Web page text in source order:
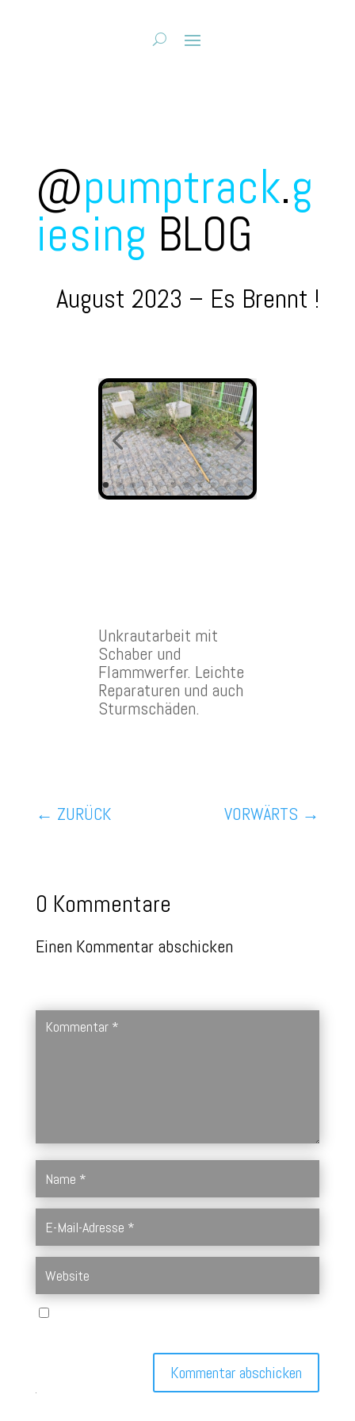
@pumptrack.g
iesing BLOG
August 2023 – Es Brennt !
Unkrautarbeit mit
Schaber und
Flammwerfer. Leichte
Reparaturen und auch
Sturmschäden.
← ZURÜCK VORWÄRTS →
0 Kommentare
Einen Kommentar abschicken
Kommentar abschicken